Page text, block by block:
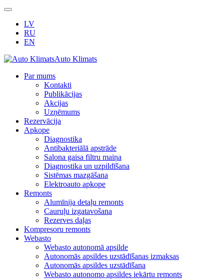
LV
RU
EN
Auto Klimats
Par mums
Kontakti
Publikācijas
Akcijas
Uzņēmums
Rezervācija
Apkope
Diagnostika
Antibakteriālā apstrāde
Salona gaisa filtru maiņa
Diagnostika un uzpildīšana
Sistēmas mazgāšana
Elektroauto apkope
Remonts
Alumīnija detaļu remonts
Cauruļu izgatavošana
Rezerves daļas
Kompresoru remonts
Webasto
Webasto autonomā apsilde
Autonomās apsildes uzstādīšanas izmaksas
Autonomās apsildes uzstādīšana
Webasto autonomo apsildes iekārtu remonts